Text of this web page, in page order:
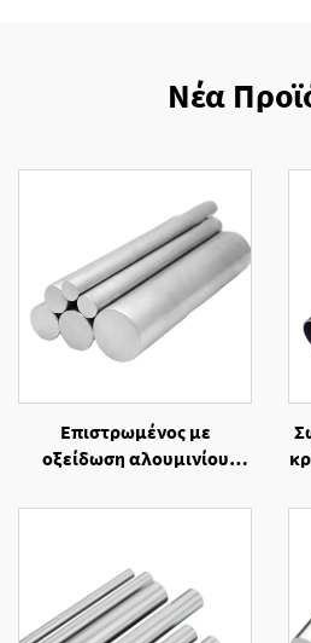
Νέα
Επιστρωμένος με
οξείδωση αλουμινίου
στρογγυλής διατομής